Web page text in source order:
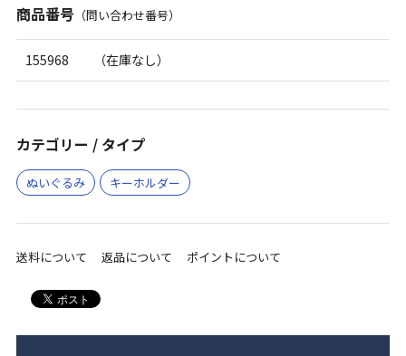
商品番号（問い合わせ番号）
155968 （在庫なし）
カテゴリー / タイプ
ぬいぐるみ キーホルダー
送料について 返品について ポイントについて